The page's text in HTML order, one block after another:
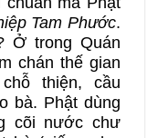
Tam Phước.
Ở trong Quán
chán thế gian
thiện, cầu
bà. Phật dùng
cõi nước chư